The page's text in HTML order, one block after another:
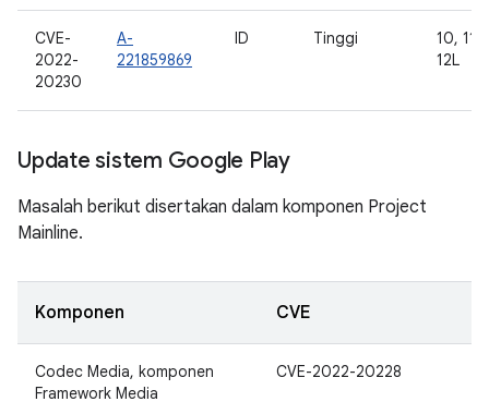
CVE-
2022-
20230
A-
221859869
ID Tinggi
10, 11,
12L
Update sistem Google Play
Masalah berikut disertakan dalam komponen Project
Mainline.
Komponen CVE
Codec Media, komponen
Framework Media
CVE-2022-20228